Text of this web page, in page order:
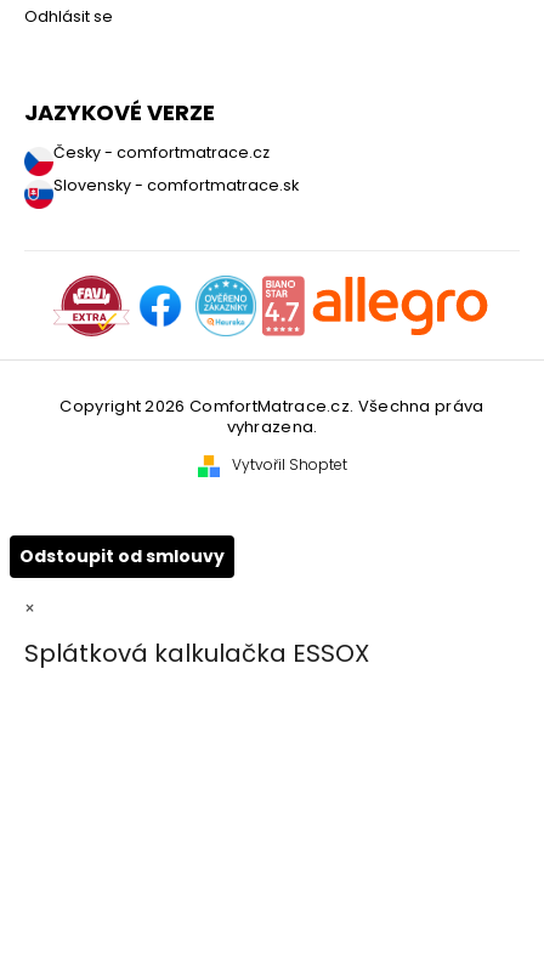
Odhlásit se
JAZYKOVÉ VERZE
Česky - comfortmatrace.cz
Slovensky - comfortmatrace.sk
Vytvořil Shoptet
Copyright 2026 ComfortMatrace.cz. Všechna práva
vyhrazena.
Odstoupit od smlouvy
×
Splátková kalkulačka ESSOX